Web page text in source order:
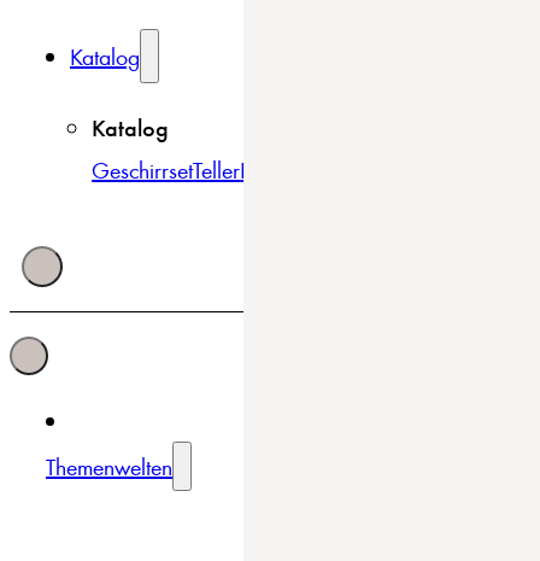
Katalog
Katalog
GeschirrsetTellerBowls & Schüsseln
Themenwelten